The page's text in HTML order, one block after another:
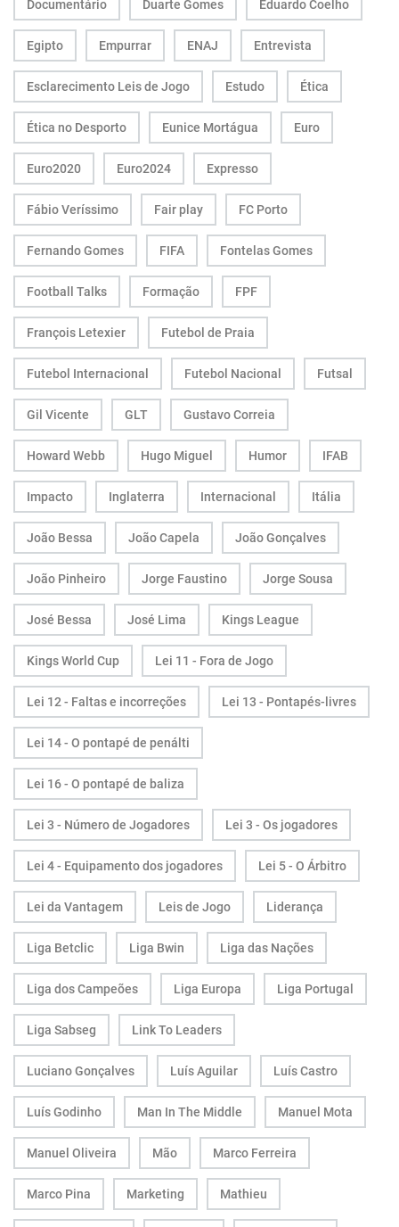
Documentário Duarte Gomes Eduardo Coelho
Egipto Empurrar ENAJ Entrevista
Esclarecimento Leis de Jogo Estudo Ética
Ética no Desporto Eunice Mortágua Euro
Euro2020 Euro2024 Expresso
Fábio Veríssimo Fair play FC Porto
Fernando Gomes FIFA Fontelas Gomes
Football Talks Formação FPF
François Letexier Futebol de Praia
Futebol Internacional Futebol Nacional Futsal
Gil Vicente GLT Gustavo Correia
Howard Webb Hugo Miguel Humor IFAB
Impacto Inglaterra Internacional Itália
João Bessa João Capela João Gonçalves
João Pinheiro Jorge Faustino Jorge Sousa
José Bessa José Lima Kings League
Kings World Cup Lei 11 - Fora de Jogo
Lei 12 - Faltas e incorreções Lei 13 - Pontapés-livres
Lei 14 - O pontapé de penálti
Lei 16 - O pontapé de baliza
Lei 3 - Número de Jogadores Lei 3 - Os jogadores
Lei 4 - Equipamento dos jogadores Lei 5 - O Árbitro
Lei da Vantagem Leis de Jogo Liderança
Liga Betclic Liga Bwin Liga das Nações
Liga dos Campeões Liga Europa Liga Portugal
Liga Sabseg Link To Leaders
Luciano Gonçalves Luís Aguilar Luís Castro
Luís Godinho Man In The Middle Manuel Mota
Manuel Oliveira Mão Marco Ferreira
Marco Pina Marketing Mathieu